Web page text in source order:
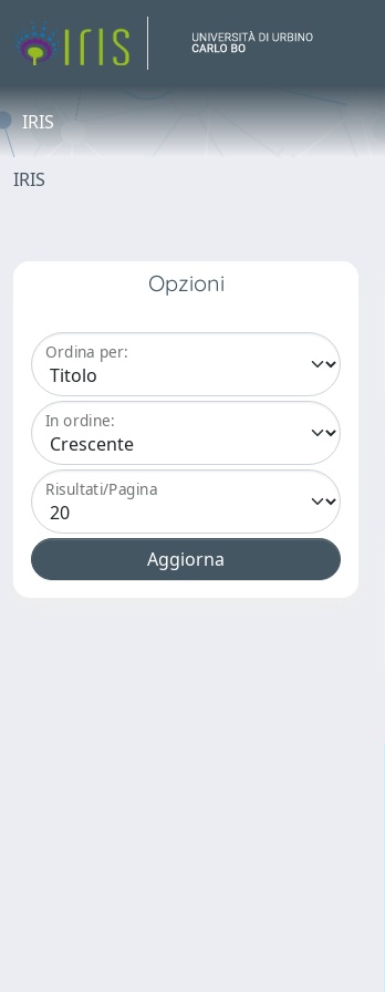
IRIS
IRIS
Opzioni
Ordina per:
In ordine:
Risultati/Pagina